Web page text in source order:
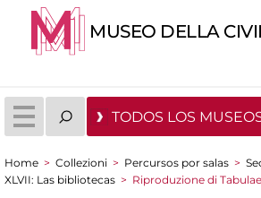
MUSEO DELLA
TODOS LOS
You are here
Home > Collezioni > Percursos por salas >
XLVII: Las bibliotecas > Riproduzione di